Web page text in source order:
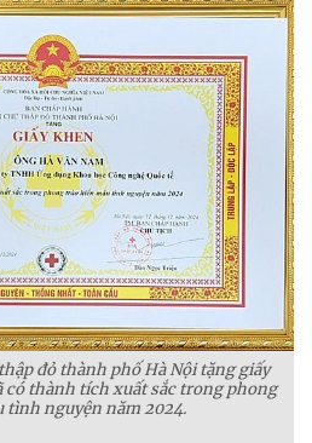
đỏ thành phố Hà Nội tặng giấy
có thành tích xuất sắc trong phong
tình nguyện năm 2024.